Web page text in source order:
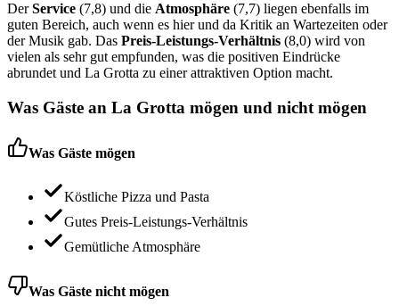
DerService (7,8) und die Atmosphäre (7,7) liegen ebenfalls im
guten Bereich, auch wenn es hier und da Kritik an Wartezeiten oder
der Musik gab. Das Preis-Leistungs-Verhältnis (8,0) wird von
vielen als sehr gut empfunden, was die positiven Eindrücke
abrundet und La Grotta zu einer attraktiven Option macht.
Was Gäste an La Grotta mögen und nicht mögen
Was Gäste mögen
Köstliche Pizza und Pasta
Gutes Preis-Leistungs-Verhältnis
Gemütliche Atmosphäre
Was Gäste nicht mögen